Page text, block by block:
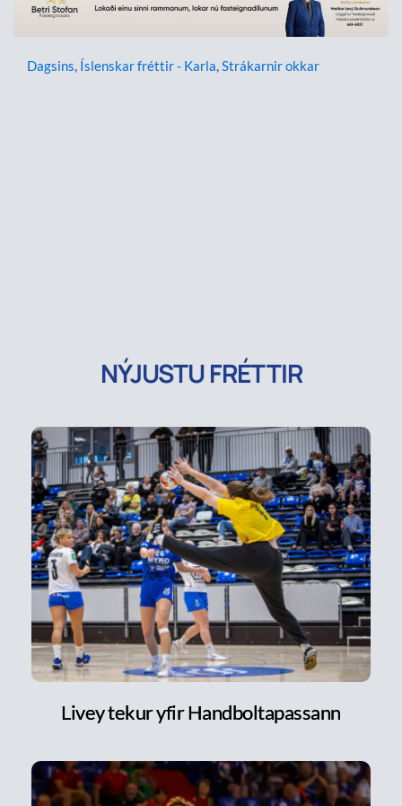
Dagsins, Íslenskar fréttir - Karla,Strákarnir okkar
NÝJUSTU FRÉTTIR
Livey tekur yfir Handboltapassann